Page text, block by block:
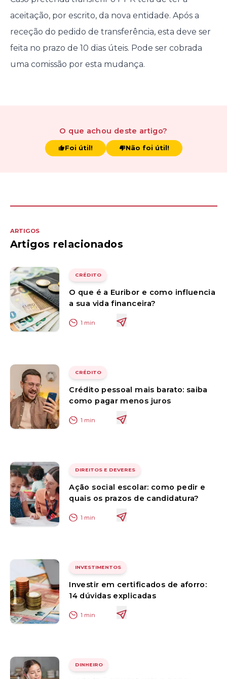
aceitação, por escrito, da nova entidade. Após a
receção do pedido de transferência, esta deve ser
feita no prazo de 10 dias úteis. Pode ser cobrada
uma comissão por esta mudança.
O que achou deste artigo?
Foi útil! Não foi útil!
ARTIGOS
Artigos relacionados
CRÉDITO
O que é a Euribor e como influencia
a sua vida financeira?
1 min
CRÉDITO
Crédito pessoal mais barato: saiba
como pagar menos juros
1 min
DIREITOS E DEVERES
Ação social escolar: como pedir e
quais os prazos de candidatura?
1 min
INVESTIMENTOS
Investir em certificados de aforro:
14 dúvidas explicadas
1 min
DINHEIRO